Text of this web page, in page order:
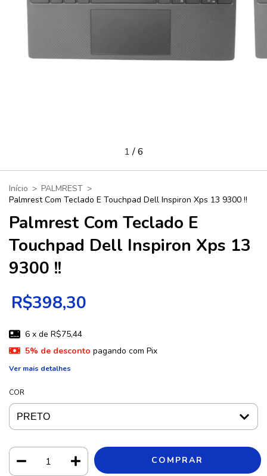
1/6
Início > PALMREST >
Palmrest Com Teclado E Touchpad Dell Inspiron Xps 13 9300 !!
Palmrest Com Teclado E
Touchpad Dell Inspiron Xps 13
9300 !!
R$398,30
6 x de R$75,44
5% de desconto pagando com Pix
Ver mais detalhes
COR